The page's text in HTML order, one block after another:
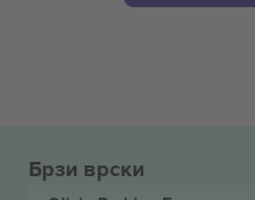
Брзи врски